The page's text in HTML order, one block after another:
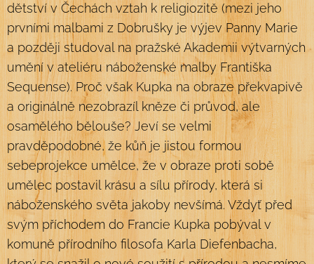
dětství v Čechách vztah k religiozitě (mezi jeho
prvními malbami z Dobrušky je výjev Panny Marie
a později studoval na pražské Akademii výtvarných
umění v ateliéru náboženské malby Františka
Sequense). Proč však Kupka na obraze překvapivě
a originálně nezobrazíl kněze či průvod, ale
osamělého bělouše? Jeví se velmi
pravděpodobné, že kůň je jistou formou
sebeprojekce umělce, že v obraze proti sobě
umělec postavil krásu a sílu přírody, která si
náboženského světa jakoby nevšímá. Vždyť před
svým příchodem do Francie Kupka pobýval v
komuně přírodního filosofa Karla Diefenbacha,